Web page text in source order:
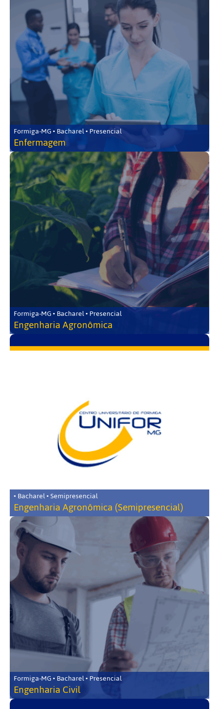
Formiga-MG • Bacharel • Presencial
Enfermagem
Formiga-MG • Bacharel • Presencial
Engenharia Agronômica
• Bacharel • Semipresencial
Engenharia Agronômica (Semipresencial)
Formiga-MG • Bacharel • Presencial
Engenharia Civil